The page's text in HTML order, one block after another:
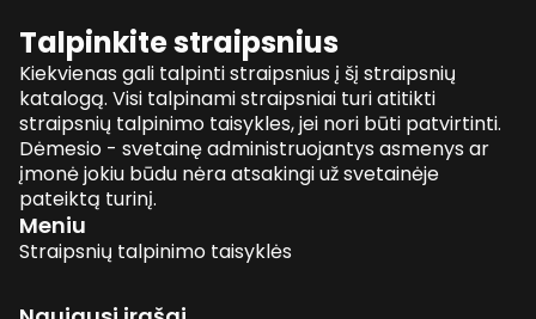
Talpinkite straipsnius
Kiekvienas gali talpinti straipsnius į šį straipsnių
katalogą. Visi talpinami straipsniai turi atitikti
straipsnių talpinimo taisykles, jei nori būti patvirtinti.
Dėmesio - svetainę administruojantys asmenys ar
įmonė jokiu būdu nėra atsakingi už svetainėje
pateiktą turinį.
Meniu
Straipsnių talpinimo taisyklės